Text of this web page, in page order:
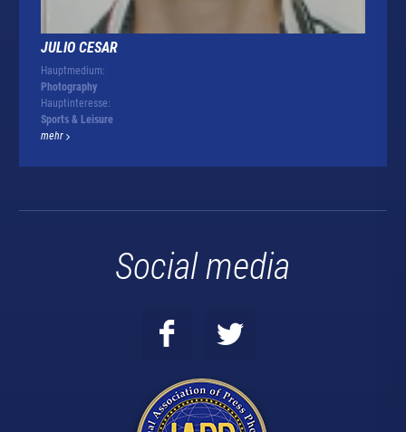
JULIO CESAR
Hauptmedium:
Photography
Hauptinteresse:
Sports & Leisure
mehr
Social media